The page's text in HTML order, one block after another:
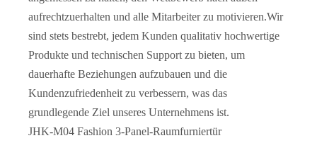
Hochwertige, thermisch getrennte, doppelt gehärtete Aluminiumglas-Falttüren
aufrechtzuerhalten und alle Mitarbeiter zu motivieren.Wir
sind stets bestrebt, jedem Kunden qualitativ hochwertige
Produkte und technischen Support zu bieten, um
dauerhafte Beziehungen aufzubauen und die
Kundenzufriedenheit zu verbessern, was das
grundlegende Ziel unseres Unternehmens ist.
JHK-M04 Fashion 3-Panel-Raumfurniertür